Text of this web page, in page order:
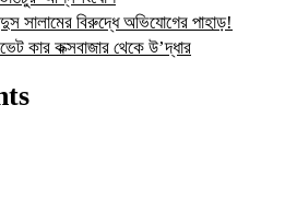
সালামের বিরুদ্ধে অভিযোগের পাহাড়!
কার কক্সবাজার থেকে উ’দ্ধার